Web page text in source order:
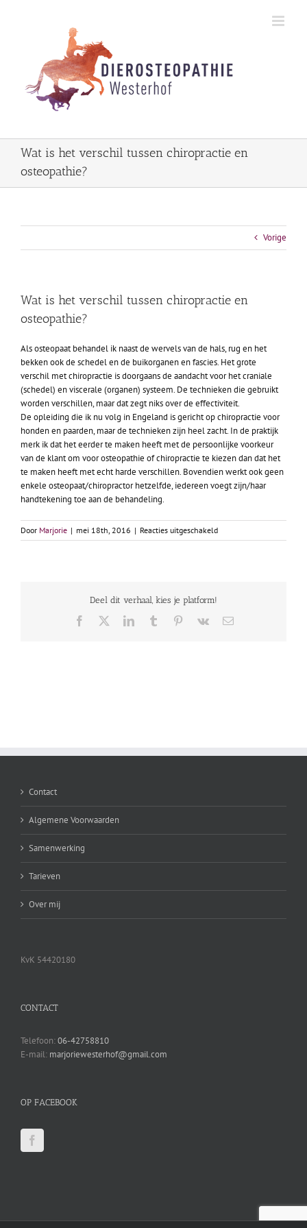
Wat is het verschil tussen chiropractie en
osteopathie?
Vorige
Wat is het verschil tussen chiropractie en
osteopathie?
Als osteopaat behandel ik naast de wervels van de hals, rug en het
bekken ook de schedel en de buikorganen en fascies. Het grote
verschil met chiropractie is doorgaans de aandacht voor het craniale
(schedel) en viscerale (organen) systeem. De technieken die gebruikt
worden verschillen, maar dat zegt niks over de effectiviteit.
De opleiding die ik nu volg in Engeland is gericht op chiropractie voor
honden en paarden, maar de technieken zijn heel zacht. In de praktijk
merk ik dat het eerder te maken heeft met de persoonlijke voorkeur
van de klant om voor osteopathie of chiropractie te kiezen dan dat het
te maken heeft met echt harde verschillen. Bovendien werkt ook geen
enkele osteopaat/chiropractor hetzelfde, iedereen voegt zijn/haar
handtekening toe aan de behandeling.
Door Marjorie | mei 18th, 2016 | Reacties uitgeschakeldvoor
Wat
en
osteopathie?
Deel dit verhaal, kies je platform!
Facebook LinkedInTumblr Pinterest
Vk
E-
Contact
Algemene Voorwaarden
Samenwerking
Tarieven
Over mij
KvK 54420180
CONTACT
Telefoon:06-42758810
E-mail: marjoriewesterhof@gmail.com
OP FACEBOOK